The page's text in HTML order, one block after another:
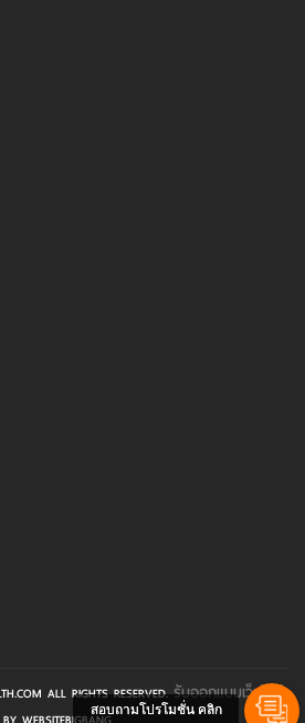
ALL RIGHTS RESERVED.รับออกแบบเว็บไซต์
สอบถามโปรโมชั่น คลิก